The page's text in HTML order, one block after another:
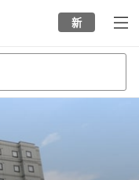
新